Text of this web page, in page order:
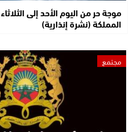
موجة حر من اليوم الأحد إلى
المملكة (نشرة إنذارية)
مجتمع